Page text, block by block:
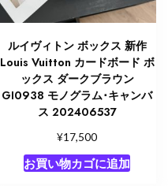
ルイヴィトン ボックス 新作
Louis Vuitton カードボード ボ
ックス ダークブラウン
GI0938 モノグラム･キャンバ
ス 202406537
¥17,500
お買い物カゴに追加